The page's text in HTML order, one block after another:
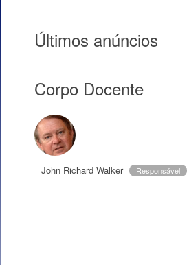
Últimos anúncios
Corpo Docente
John Richard Walker Responsável